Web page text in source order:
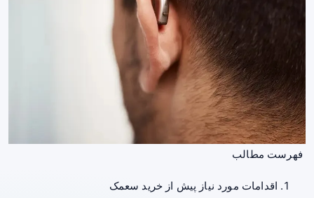
فهرست مطالب
اقدامات مورد نیاز پیش از خرید سعمک